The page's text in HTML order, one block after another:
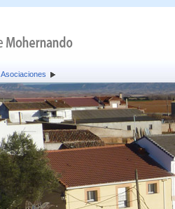
Asociaciones